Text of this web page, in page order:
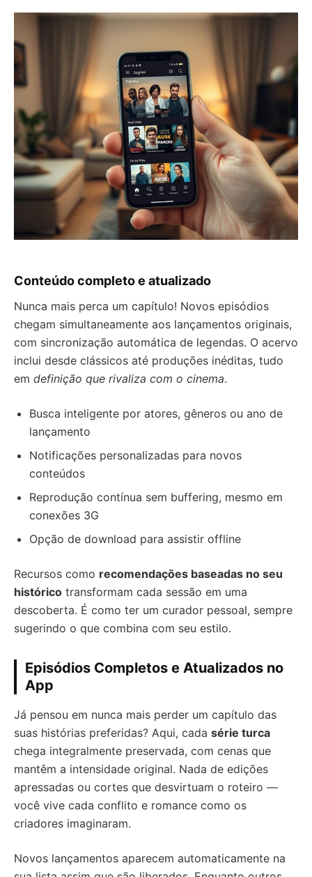
Conteúdo completo e atualizado
Nunca mais perca um capítulo! Novos episódios
chegam simultaneamente aos lançamentos originais,
com sincronização automática de legendas. O acervo
inclui desde clássicos até produções inéditas, tudo
em definição que rivaliza com o cinema.
Busca inteligente por atores, gêneros ou ano de
lançamento
Notificações personalizadas para novos
conteúdos
Reprodução contínua sem buffering, mesmo em
conexões 3G
Opção de download para assistir offline
Recursos como recomendações baseadas no seu
histórico transformam cada sessão em uma
descoberta. É como ter um curador pessoal, sempre
sugerindo o que combina com seu estilo.
Episódios Completos e Atualizados no
App
Já pensou em nunca mais perder um capítulo das
suas histórias preferidas? Aqui, cada série turca
chega integralmente preservada, com cenas que
mantêm a intensidade original. Nada de edições
apressadas ou cortes que desvirtuam o roteiro —
você vive cada conflito e romance como os
criadores imaginaram.
Novos lançamentos aparecem automaticamente na